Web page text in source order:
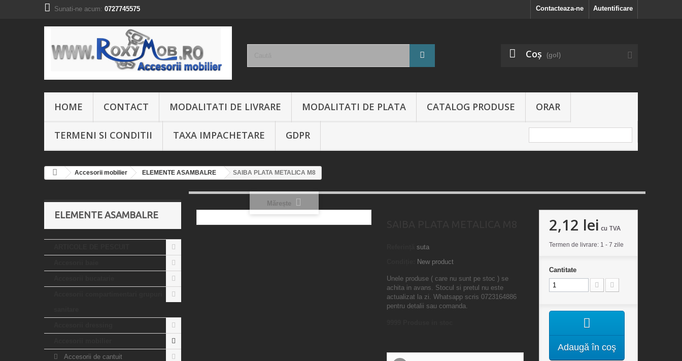
Autentificare
Contacteaza-ne
Sunati-ne acum: 0727745575
Coş (gol)
HOME CONTACT MODALITATI DE LIVRARE MODALITATI DE PLATA CATALOG PRODUSE ORAR
TERMENI SI CONDITII TAXA IMPACHETARE GDPR
Accesorii mobilier ELEMENTE ASAMBALRE SAIBA PLATA METALICA M8
ELEMENTE ASAMBALRE
Accesorii de cantuit
Mărește
suta
New product
Unele produse ( care nu sunt pe stoc ) se
achita in avans. Stocul si pretul nu este
actualizat la zi. Whatsapp scris 0723164886
pentru detalii sau comanda.
2,12 lei cu TVA
Termen de livrare: 1 - 7 zile
Cantitate
Adaugă în coş